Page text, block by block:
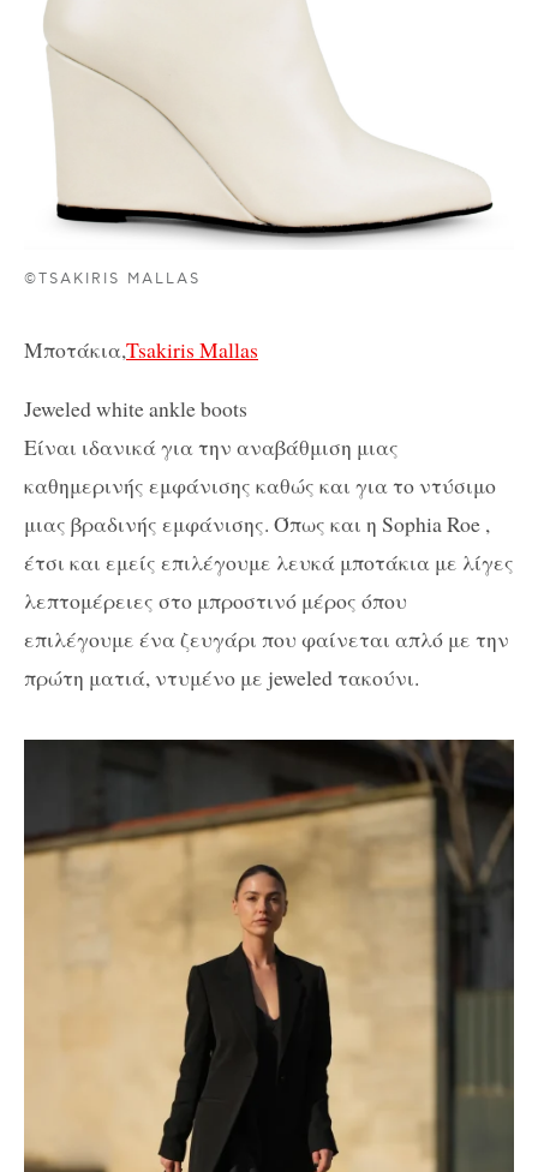
©TSAKIRIS MALLAS
Μποτάκια,Tsakiris Mallas
Jeweled white ankle boots
Είναι ιδανικά για την αναβάθμιση μιας
καθημερινής εμφάνισης καθώς και για το ντύσιμο
μιας βραδινής εμφάνισης. Όπως και η Sophia Roe ,
έτσι και εμείς επιλέγουμε λευκά μποτάκια με λίγες
λεπτομέρειες στο μπροστινό μέρος όπου
επιλέγουμε ένα ζευγάρι που φαίνεται απλό με την
πρώτη ματιά, ντυμένο με jeweled τακούνι.